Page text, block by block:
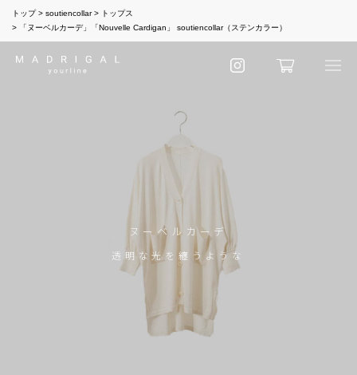
トップ soutiencollar
トップス
「ヌーベルカーデ」「Nouvelle Cardigan」 soutiencollar（ステンカラー）
ヌーベルカーデ
透明な光を纏うような